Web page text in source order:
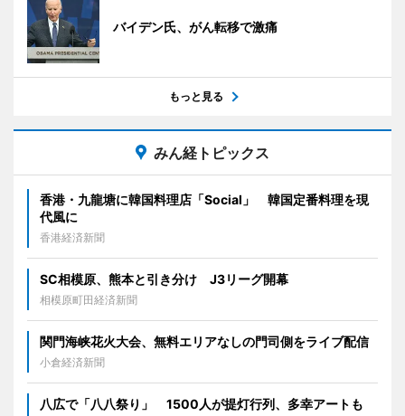
バイデン氏、がん転移で激痛
もっと見る
みん経トピックス
香港・九龍塘に韓国料理店「Social」 韓国定番料理を現
代風に
香港経済新聞
SC相模原、熊本と引き分け J3リーグ開幕
相模原町田経済新聞
関門海峡花火大会、無料エリアなしの門司側をライブ配信
小倉経済新聞
八広で「八八祭り」 1500人が提灯行列、多幸アートも